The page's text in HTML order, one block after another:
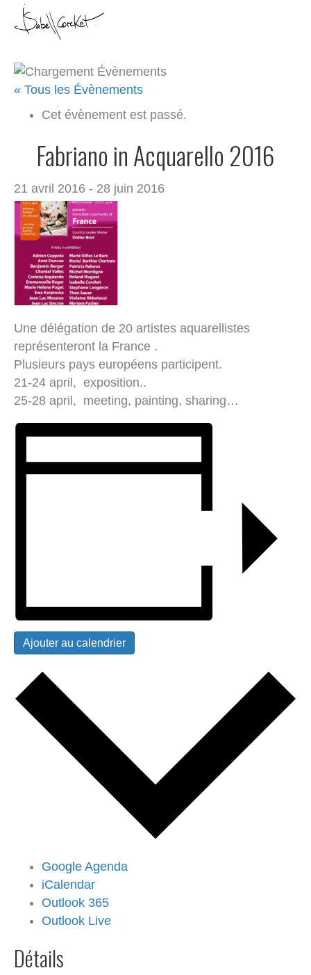
« Tous les Évènements
Cet évènement est passé.
Fabriano in Acquarello 2016
21 avril 2016 - 28 juin 2016
Une délégation de 20 artistes aquarellistes
représenteront la France .
Plusieurs pays européens participent.
21-24 april, exposition..
25-28 april, meeting, painting, sharing…
Ajouter au calendrier
Google Agenda
iCalendar
Outlook 365
Outlook Live
Détails